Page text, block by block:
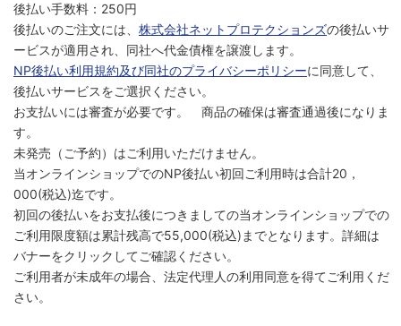
後払い手数料：250円
後払いのご注文には、 株式会社ネットプロテクションズの後払いサ
ービスが適用され、同社へ代金債権を譲渡します。
NP後払い利用規約及び同社のプライバシーポリシーに同意して、
後払いサービスをご選択ください。
お支払いには審査が必要です。 商品の確保は審査通過後になりま
す。
未発売（ご予約）はご利用いただけません。
当オンラインショップでのNP後払い初回ご利用時は合計20，
000(税込)迄です。
初回の後払いをお支払後につきましての当オンラインショップでの
ご利用限度額は累計残高で55,000(税込)までとなります。詳細は
バナーをクリックしてご確認ください。
ご利用者が未成年の場合、法定代理人の利用同意を得てご利用くだ
さい。